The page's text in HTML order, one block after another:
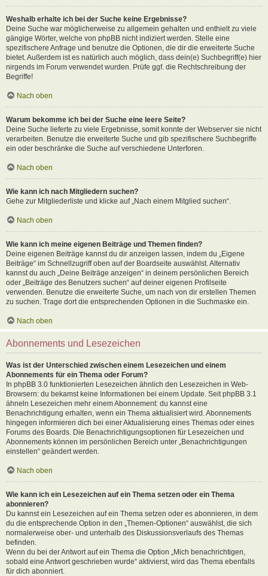
Weshalb erhalte ich bei der Suche keine Ergebnisse?
Deine Suche war möglicherweise zu allgemein gehalten und enthielt zu viele
gängige Wörter, welche von phpBB nicht indiziert werden. Stelle eine
spezifischere Anfrage und benutze die Optionen, die dir die erweiterte Suche
bietet. Außerdem ist es natürlich auch möglich, dass dein(e) Suchbegriff(e) hier
nirgends im Forum verwendet wurden. Prüfe ggf. die Rechtschreibung der
Begriffe!
Nach oben
Warum bekomme ich bei der Suche eine leere Seite?
Deine Suche lieferte zu viele Ergebnisse, somit konnte der Webserver sie nicht
verarbeiten. Benutze die erweiterte Suche und gib spezifischere Suchbegriffe
ein oder beschränke die Suche auf verschiedene Unterforen.
Nach oben
Wie kann ich nach Mitgliedern suchen?
Gehe zur Mitgliederliste und klicke auf „Nach einem Mitglied suchen“.
Nach oben
Wie kann ich meine eigenen Beiträge und Themen finden?
Deine eigenen Beiträge kannst du dir anzeigen lassen, indem du „Eigene
Beiträge“ im Schnellzugriff oben auf der Boardseite auswählst. Alternativ
kannst du auch „Deine Beiträge anzeigen“ in deinem persönlichen Bereich
oder „Beiträge des Benutzers suchen“ auf deiner eigenen Profilseite
verwenden. Benutze die erweiterte Suche, um nach von dir erstellen Themen
zu suchen. Trage dort die entsprechenden Optionen in die Suchmaske ein.
Nach oben
Abonnements und Lesezeichen
Was ist der Unterschied zwischen einem Lesezeichen und einem
Abonnements für ein Thema oder Forum?
In phpBB 3.0 funktionierten Lesezeichen ähnlich den Lesezeichen in Web-
Browsern: du bekamst keine Informationen bei einem Update. Seit phpBB 3.1
ähneln Lesezeichen mehr einem Abonnement: du kannst eine
Benachrichtigung erhalten, wenn ein Thema aktualisiert wird. Abonnements
hingegen informieren dich bei einer Aktualisierung eines Themas oder eines
Forums des Boards. Die Benachrichtigungsoptionen für Lesezeichen und
Abonnements können im persönlichen Bereich unter „Benachrichtigungen
einstellen“ geändert werden.
Nach oben
Wie kann ich ein Lesezeichen auf ein Thema setzen oder ein Thema
abonnieren?
Du kannst ein Lesezeichen auf ein Thema setzen oder es abonnieren, in dem
du die entsprechende Option in den „Themen-Optionen“ auswählst, die sich
normalerweise ober- und unterhalb des Diskussionsverlaufs des Themas
befinden.
Wenn du bei der Antwort auf ein Thema die Option „Mich benachrichtigen,
sobald eine Antwort geschrieben wurde“ aktivierst, wird das Thema ebenfalls
für dich abonniert.